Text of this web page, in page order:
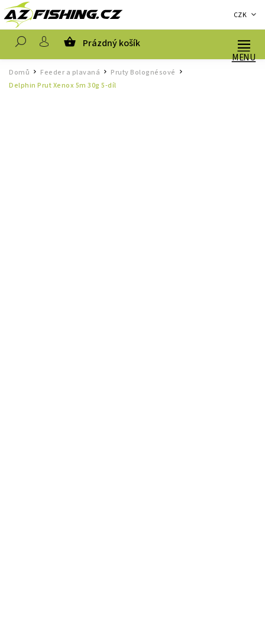
CZK
Prázdný košík
Domů / Feeder a plavaná / Pruty Bolognésové
Delphin Prut Xenox 5m 30g 5-díl